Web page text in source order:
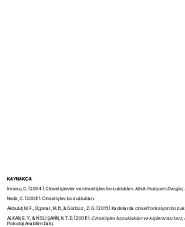
KAYNAKÇA
İncesu, C. (2004). Cinsel işlevler ve cinsel işlev bozuklukları. Klinik Psikiyatri Dergisi,
Nedir, C. (2008). Cinsel işlev bozuklukları.
Akbulut, M. F., Üçpınar, M. B., & Gürbüz, Z. G. (2015). Kadınlarda cinsel fonksiyon
ALKAN, E. Y., & HİSLİ ŞAHİN, N. T. D. (2008). Cinsel işlev bozuklukları ve kişilerarası tarz,
Psikoloji Anabilim Dalı).